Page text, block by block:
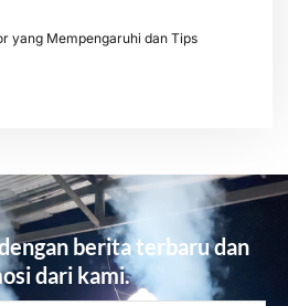
yang Mempengaruhi dan Tips
berita terbaru dan
dari kami.